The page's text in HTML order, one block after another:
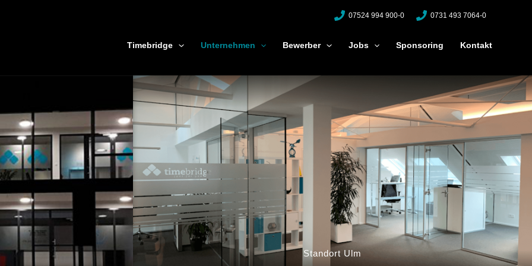
07524 994 900-0 0731 493 7064-0
Timebridge Unternehmen Bewerber Jobs Sponsoring Kontakt
Standort Ulm